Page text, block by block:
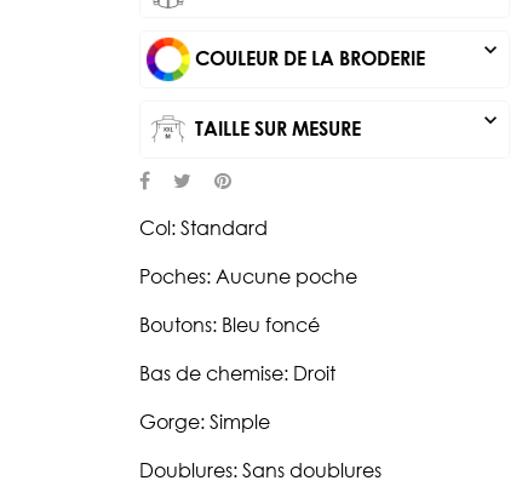
COULEUR DE LA BRODERIE expand_more
TAILLE SUR MESURE expand_more
Col: Standard
Poches: Aucune poche
Boutons: Bleu foncé
Bas de chemise: Droit
Gorge: Simple
Doublures: Sans doublures